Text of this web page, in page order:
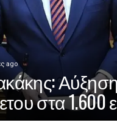
ago
στα 1.600